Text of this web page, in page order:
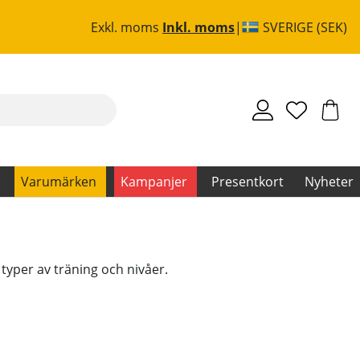
Exkl. moms Inkl. moms SVERIGE (SEK)
Varumärken Kampanjer Presentkort Nyheter
av träning och nivåer.